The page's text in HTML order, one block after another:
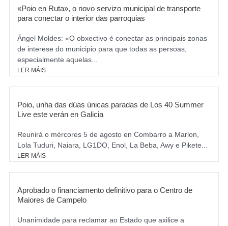
«Poio en Ruta», o novo servizo municipal de transporte
para conectar o interior das parroquias
Ángel Moldes: «O obxectivo é conectar as principais zonas
de interese do municipio para que todas as persoas,
especialmente aquelas...
LER MÁIS
Poio, unha das dúas únicas paradas de Los 40 Summer
Live este verán en Galicia
Reunirá o mércores 5 de agosto en Combarro a Marlon,
Lola Tuduri, Naiara, LG1DO, Enol, La Beba, Awy e Pikete...
LER MÁIS
Aprobado o financiamento definitivo para o Centro de
Maiores de Campelo
Unanimidade para reclamar ao Estado que axilice a